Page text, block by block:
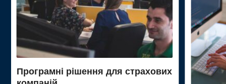
Програмні рішення для страхових